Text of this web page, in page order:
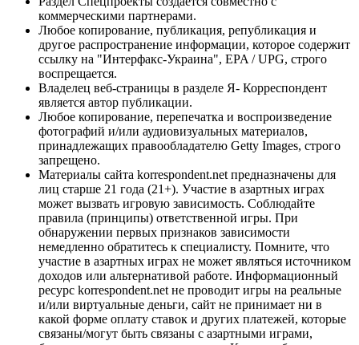
коммерческими партнерами.
Любое копирование, публикация, републикация и
другое распространение информации, которое содержит
ссылку на "Интерфакс-Украина", EPA / UPG, строго
воспрещается.
Владелец веб-страницы в разделе Я- Корреспондент
является автор публикации.
Любое копирование, перепечатка и воспроизведение
фотографий и/или аудиовизуальных материалов,
принадлежащих правообладателю Getty Images, строго
запрещено.
Материалы сайта korrespondent.net предназначены для
лиц старше 21 года (21+). Участие в азартных играх
может вызвать игровую зависимость. Соблюдайте
правила (принципы) ответственной игры. При
обнаружении первых признаков зависимости
немедленно обратитесь к специалисту. Помните, что
участие в азартных играх не может являться источником
доходов или альтернативой работе. Информационный
ресурс korrespondent.net не проводит игры на реальные
и/или виртуальные деньги, сайт не принимает ни в
какой форме оплату ставок и других платежей, которые
связаны/могут быть связаны с азартными играми,